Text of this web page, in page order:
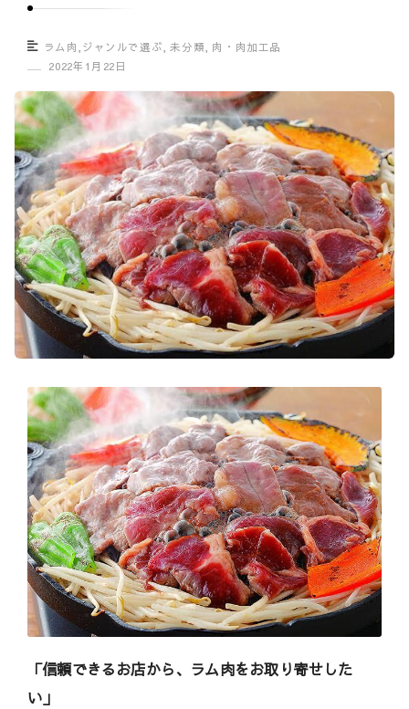
コ
ミ
情
報
サ
イ
ト
｜
U
m
a
s
h
i
ウ
マ
シ
）
ラム肉 ジャンルで選ぶ ,未分類
肉・肉加工品
2022年1月22日
「信頼できるお店から、ラム肉をお取り寄せした
い」